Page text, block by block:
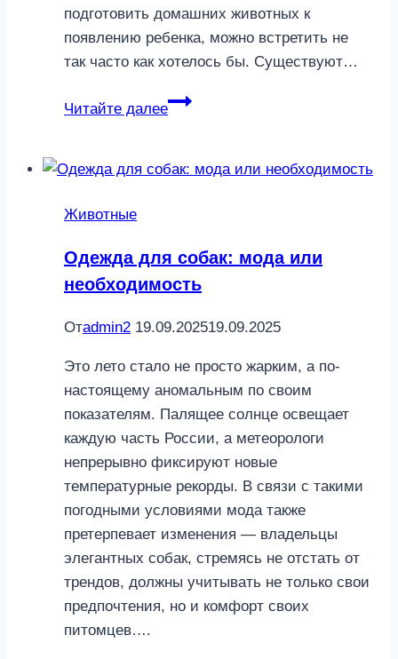
подготовить домашних животных к
появлению ребенка, можно встретить не
так часто как хотелось бы. Существуют…
Читайте далее
Как
к
доме
Животные
Одежда для собак: мода или
необходимость
Отadmin2 19.09.202519.09.2025
Это лето стало не просто жарким, а по-
настоящему аномальным по своим
показателям. Палящее солнце освещает
каждую часть России, а метеорологи
непрерывно фиксируют новые
температурные рекорды. В связи с такими
погодными условиями мода также
претерпевает изменения — владельцы
элегантных собак, стремясь не отстать от
трендов, должны учитывать не только свои
предпочтения, но и комфорт своих
питомцев….